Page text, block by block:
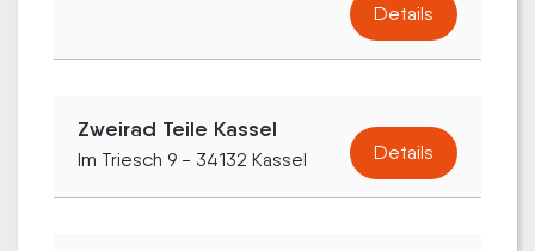
Details
Zweirad Teile Kassel
Im Triesch 9 - 34132 Kassel Details